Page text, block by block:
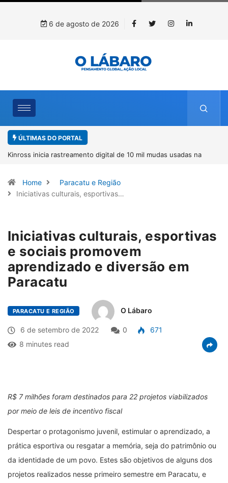
6 de agosto de 2026
ÚLTIMAS DO PORTAL
Kinross inicia rastreamento digital de 10 mil mudas usadas na
Home
Paracatu e Região
Iniciativas culturais, esportivas…
Iniciativas culturais, esportivas
e sociais promovem
aprendizado e diversão em
Paracatu
PARACATU E REGIÃO O Lábaro
6 de setembro de 2022 0
671
8 minutes read
R$ 7 milhões foram destinados para 22 projetos viabilizados
por meio de leis de incentivo fiscal
Despertar o protagonismo juvenil, estimular o aprendizado, a
prática esportiva ou resgatar a memória, seja do patrimônio ou
da identidade de um povo. Estes são objetivos de alguns dos
projetos realizados nesse primeiro semestre em Paracatu, e